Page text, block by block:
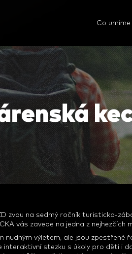
Co umíme
zvou na sedmý ročník turisticko-
vás zavede na jedna z
nudným výletem, ale jsou zpestřené
stezku s úkoly pro děti i